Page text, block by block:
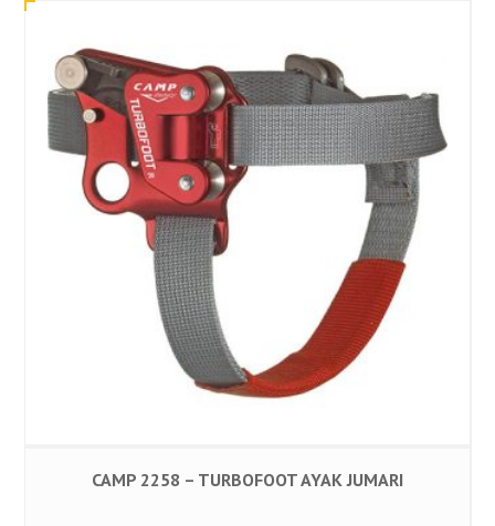
CAMP 2258 – TURBOFOOT AYAK JUMARI